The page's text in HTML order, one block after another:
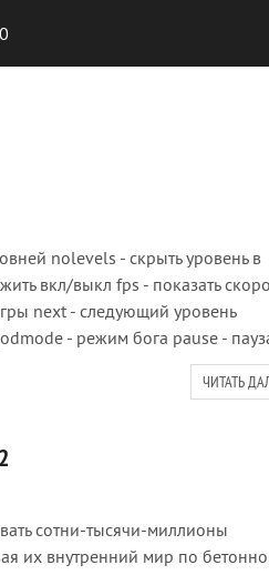
nolevels - скрыть уровень в
вкл/выкл fps - показать
next - следующий уровень
- режим бога pause -
ЧИТАТЬ
сотни-тысячи-миллионы
их внутренний мир по